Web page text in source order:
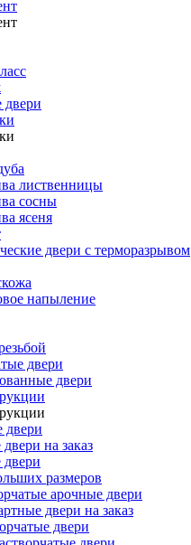
лиственницы
сосны
ясеня
двери с терморазрывом
напыление
двери
двери
двери
на заказ
размеров
арочные двери
двери на заказ
двери